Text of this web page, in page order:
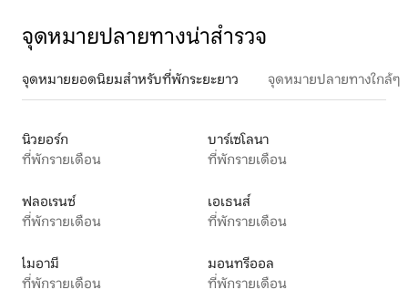
จุดหมายปลายทางน่าสำรวจ
จุดหมายยอดนิยมสำหรับที่พักระยะยาว จุดหมายปลายทางใกล้ๆ
นิวยอร์ก
ที่พักรายเดือน
บาร์เซโลนา
ที่พักรายเดือน
ฟลอเรนซ์
ที่พักรายเดือน
เอเธนส์
ที่พักรายเดือน
ไมอามี
ที่พักรายเดือน
มอนทรีออล
ที่พักรายเดือน